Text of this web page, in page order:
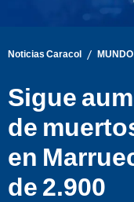
Noticias Caracol / MUNDO
Sigue
de
en
de 2.900